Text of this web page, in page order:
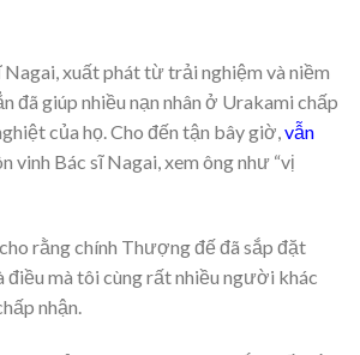
Nagai, xuất phát từ trải nghiệm và niềm
đã giúp nhiều nạn nhân ở Urakami chấp
của họ. Cho đến tận bây giờ,vẫn
vinh Bác sĩ Nagai, xem ông như “vị
rằng chính Thượng đế đã sắp đặt
điều mà tôi cùng rất nhiều người khác
nhận.